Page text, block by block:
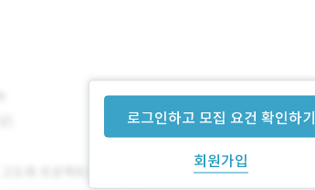
로그인하고 모집 요건 확인하기
회원가입